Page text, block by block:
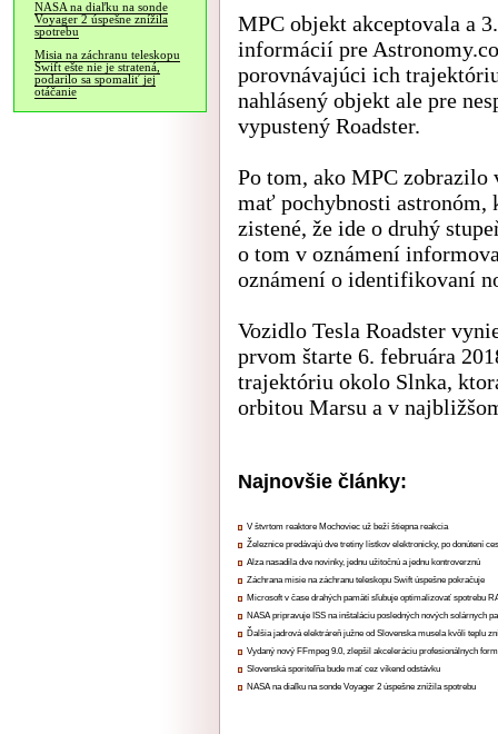
NASA na diaľku na sonde
Voyager 2 úspešne znížila
spotrebu
Misia na záchranu teleskopu
Swift ešte nie je stratená,
podarilo sa spomaliť jej
otáčanie
MPC objekt akceptovala a
informácií pre
porovnávajúci ich
nahlásený objekt ale pre
vypustený Roadster.
Po tom, ako MPC
mať pochybnosti
zistené, že ide o druhý
o tom v oznámení
oznámení o identifikovaní
Vozidlo Tesla Roadster
prvom štarte 6. februára
trajektóriu okolo Slnka,
orbitou Marsu a v
Najnovšie články:
V štvrtom reaktore Mochoviec už beží štiepna reakcia
Železnice predávajú dve tretiny lístkov elektronicky, po donútení
Alza nasadila dve novinky, jednu užitočnú a jednu kontroverznú
Záchrana misie na záchranu teleskopu Swift úspešne pokračuje
Microsoft v čase drahých pamätí sľubuje optimalizovať spotrebu
NASA pripravuje ISS na inštaláciu posledných nových solárnych
Ďalšia jadrová elektráreň južne od Slovenska musela kvôli teplu
Vydaný nový FFmpeg 9.0, zlepšil akceleráciu profesionálnych
Slovenská sporiteľňa bude mať cez víkend odstávku
NASA na diaľku na sonde Voyager 2 úspešne znížila spotrebu